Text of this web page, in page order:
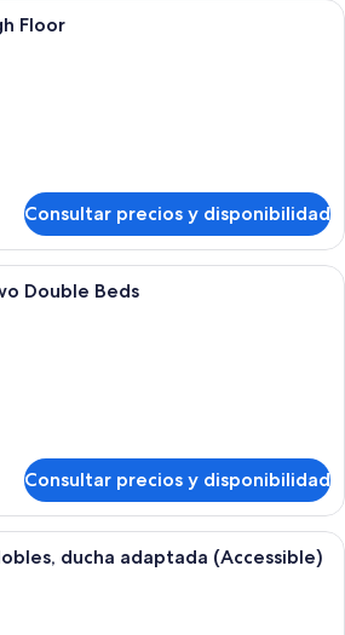
Habitación de hotel con escritorio,
Floor
Consultar precios y disponibilidad
Baño | Ducha y bañera combinadas
Double Beds
Consultar precios y disponibilidad
Habitación de hotel con dos camas,
ducha adaptada (Accessible)